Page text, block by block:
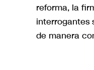
reforma, la
interrogantes
de manera